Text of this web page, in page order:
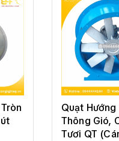
Quạt Hướng
Thông Gió,
Tươi QT